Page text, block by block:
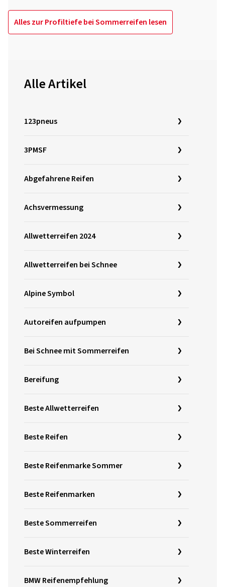
Alles zur Profiltiefe bei Sommerreifen lesen
Alle Artikel
123pneus
3PMSF
Abgefahrene Reifen
Achsvermessung
Allwetterreifen 2024
Allwetterreifen bei Schnee
Alpine Symbol
Autoreifen aufpumpen
Bei Schnee mit Sommerreifen
Bereifung
Beste Allwetterreifen
Beste Reifen
Beste Reifenmarke Sommer
Beste Reifenmarken
Beste Sommerreifen
Beste Winterreifen
BMW Reifenempfehlung